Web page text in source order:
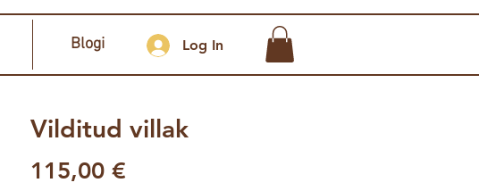
Log In
Blogi
Vilditud villak
115,00 €